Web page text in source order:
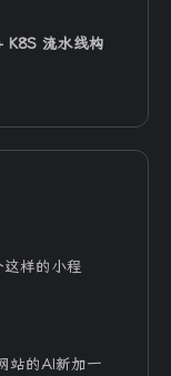
K8S 流水线构
样的小程
的AI新加一